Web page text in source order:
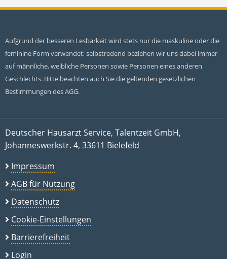
Aufgrund der besseren Lesbarkeit wird stets nur die maskuline oder die
feminine Form verwendet; selbstredend beziehen wir uns dabei immer
auf männliche, weibliche Personen sowie Personen eines anderen
Geschlechts. Bitte beachten auch Sie die geltenden gesetzlichen
Bestimmungen des AGG.
Deutscher Hausarzt Service, Talentzeit GmbH,
Johanneswerkstr. 4, 33611 Bielefeld
Impressum
AGB für Nutzung
Datenschutz
Cookie-Einstellungen
Barrierefreiheit
Login